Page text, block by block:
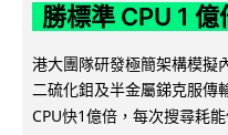
勝標準 CPU 1 億
港大團隊研發極簡架構模擬
二硫化鉬及半金屬銻克服傳
CPU快1億倍，每次搜尋耗